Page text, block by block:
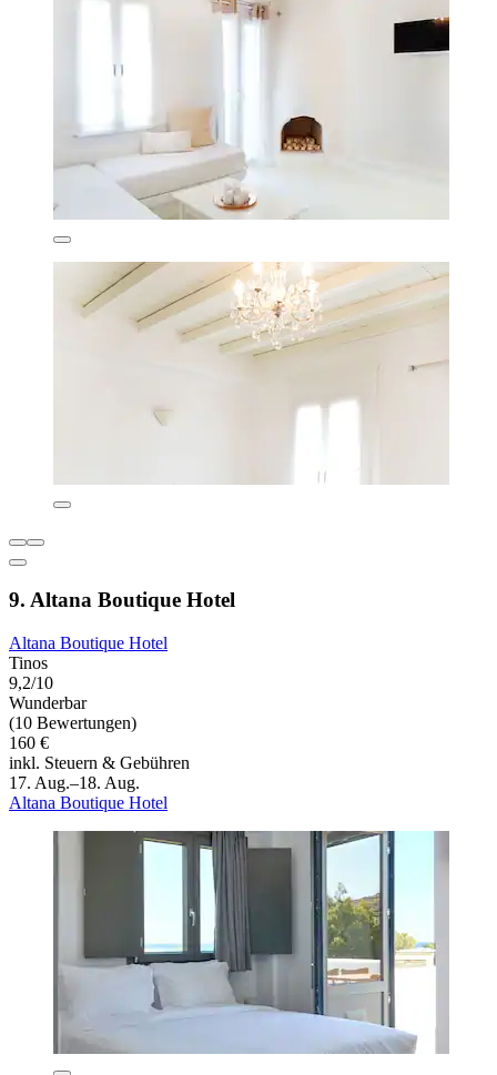
9. Altana Boutique Hotel
Altana Boutique Hotel
Tinos
9,2/10
Wunderbar
(10 Bewertungen)
160 €
inkl. Steuern & Gebühren
17. Aug.–18. Aug.
Altana Boutique Hotel